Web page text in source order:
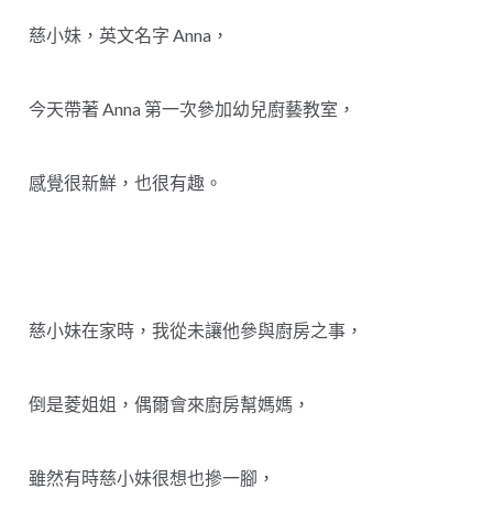
慈小妹，英文名字 Anna，
今天帶著 Anna 第一次參加幼兒廚藝教室，
感覺很新鮮，也很有趣。
慈小妹在家時，我從未讓他參與廚房之事，
倒是菱姐姐，偶爾會來廚房幫媽媽，
雖然有時慈小妹很想也摻一腳，